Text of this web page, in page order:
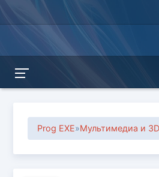
Prog EXE»Мультимедиа и 3D